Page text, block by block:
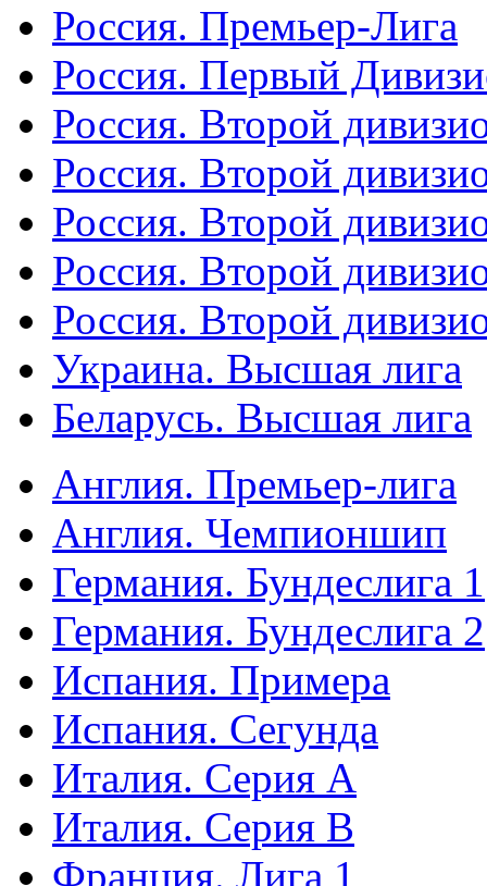
Россия. Премьер-Лига
Россия. Первый
Россия. Второй
Россия. Второй
Россия. Второй
Россия. Второй
Россия. Второй
Украина. Высшая лига
Беларусь. Высшая лига
Англия. Премьер-лига
Англия. Чемпионшип
Германия. Бундеслига 1
Германия. Бундеслига 2
Испания. Примера
Испания. Сегунда
Италия. Серия А
Италия. Серия B
Франция. Лига 1